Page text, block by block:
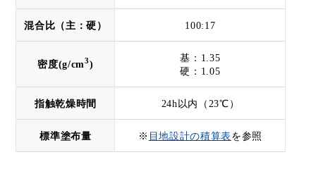
混合比（主：硬） 100:17
密度(g/cm3)
基：1.35
硬：1.05
指触乾燥時間 24h以内（23℃）
標準塗布量 ※ 目地設計の積算表を参照